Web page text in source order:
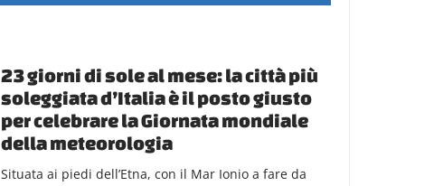
23 giorni di sole al mese: la città più
soleggiata d’Italia è il posto giusto
per celebrare la Giornata mondiale
della meteorologia
Situata ai piedi dell’Etna, con il Mar Ionio a fare da